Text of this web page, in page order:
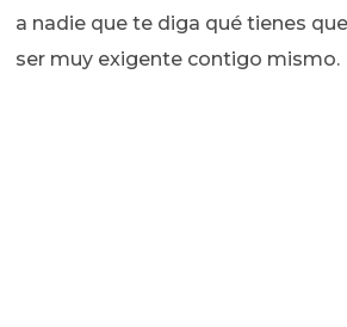
a nadie que te diga qué tienes
ser muy exigente contigo mismo.